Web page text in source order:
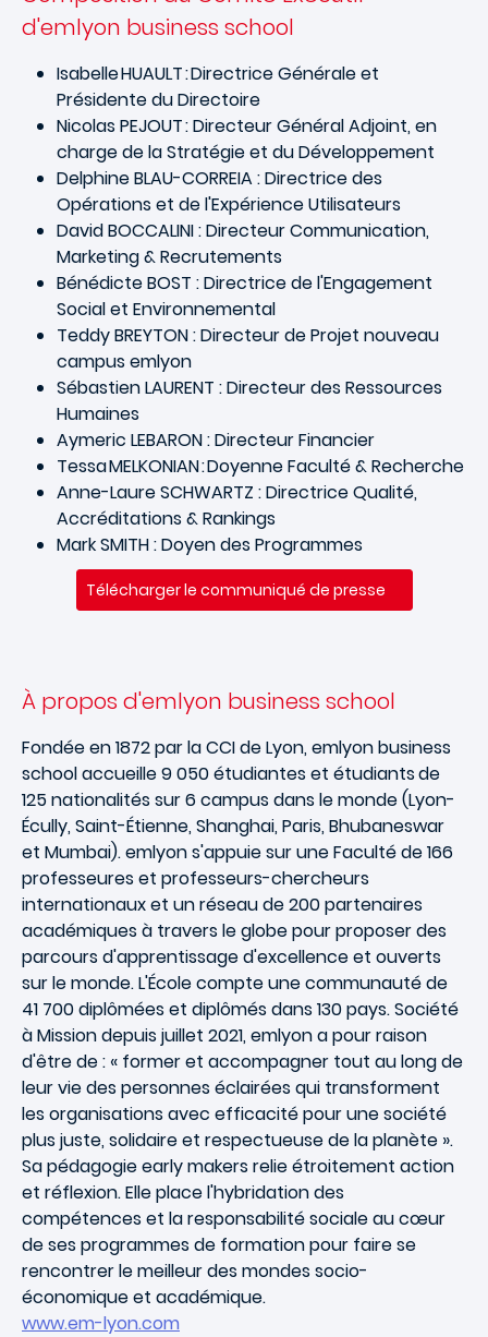
d'emlyon business school
Isabelle HUAULT : Directrice Générale et
Présidente du Directoire
Nicolas PEJOUT : Directeur Général Adjoint, en
charge de la Stratégie et du Développement
Delphine BLAU-CORREIA : Directrice des
Opérations et de l'Expérience Utilisateurs
David BOCCALINI : Directeur Communication,
Marketing & Recrutements
Bénédicte BOST : Directrice de l'Engagement
Social et Environnemental
Teddy BREYTON : Directeur de Projet nouveau
campus emlyon
Sébastien LAURENT : Directeur des Ressources
Humaines
Aymeric LEBARON : Directeur Financier
Tessa MELKONIAN : Doyenne Faculté & Recherche
Anne-Laure SCHWARTZ : Directrice Qualité,
Accréditations & Rankings
Mark SMITH : Doyen des Programmes
Télécharger le communiqué de presse
À propos d'emlyon business school
Fondée en 1872 par la CCI de Lyon, emlyon business
school accueille 9 050 étudiantes et étudiantsde
125 nationalités sur 6 campus dans le monde (Lyon-
Écully, Saint-Étienne, Shanghai, Paris, Bhubaneswar
et Mumbai). emlyon s'appuie sur une Faculté de 166
professeures et professeurs-chercheurs
internationaux et un réseau de 200 partenaires
académiques à travers le globe pour proposer des
parcours d'apprentissage d'excellence et ouverts
sur le monde. L'École compte une communauté de
41 700 diplômées et diplômés dans 130 pays. Société
à Mission depuis juillet 2021, emlyon a pour raison
d'être de : « former et accompagner tout au long de
leur vie des personnes éclairées qui transforment
les organisations avec efficacité pour une société
plus juste, solidaire et respectueuse de la planète ».
Sa pédagogie early makers relie étroitement action
et réflexion. Elle place l'hybridation des
compétences et la responsabilité sociale au cœur
de ses programmes de formation pour faire se
rencontrer le meilleur des mondes socio-
économique et académique.
www.em-lyon.com